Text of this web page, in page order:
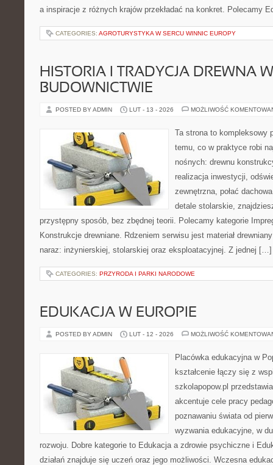
a inspiracje z różnych krajów przekładać na konkret. Polecamy
CATEGORIES: AGROTURYSTYKA W SERCU WINNIC EUROPY
HISTORIA I TRADYCJA DREWNA W
BUDOWNICTWIE
POSTED BY ADMIN LUT - 13 - 2026 MOŻLIWOŚĆ
Ta strona to kompleksowy
temu, co w praktyce robi
nośnych: drewnu
realizacja inwestycji,
zewnętrzna, połać
detale stolarskie,
przystępny sposób, bez zbędnej teorii. Polecamy kategorie
Konstrukcje drewniane. Rdzeniem serwisu jest materiał
naraz: inżynierskiej, stolarskiej oraz eksploatacyjnej. Z jednej […]
CATEGORIES: PRZYRODA I PARKI NARODOWE
EDUKACJA W EUROPIE
POSTED BY ADMIN LUT - 12 - 2026 MOŻLIWOŚĆ
Placówka edukacyjna w
kształcenie łączy się z
szkolapopow.pl
akcentuje cele pracy
poznawaniu świata od
wyzwania edukacyjne, w
rozwoju. Dobre kategorie to Edukacja a zdrowie psychiczne i
działań znajduje się uczeń oraz jego możliwości. Wczesna